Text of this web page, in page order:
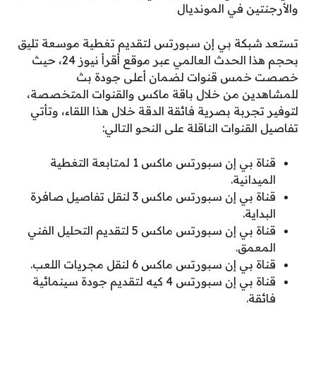
والأرجنتين في المونديال
تستعد شبكة بي إن سبورتس لتقديم تغطية موسعة تليق
بحجم هذا الحدث العالمي عبر موقع أقرأ نيوز 24، حيث
خصصت خمس قنوات لضمان أعلى جودة بث
للمشاهدين من خلال باقة ماكس والقنوات المتخصصة،
لتوفير تجربة بصرية فائقة الدقة خلال هذا اللقاء، وتأتي
تفاصيل القنوات الناقلة على النحو التالي:
قناة بي إن سبورتس ماكس 1 لمتابعة التغطية
الميدانية.
قناة بي إن سبورتس ماكس 3 لنقل تفاصيل صافرة
البداية.
قناة بي إن سبورتس ماكس 5 لتقديم التحليل الفني
المعمق.
قناة بي إن سبورتس ماكس 6 لنقل مجريات اللعب.
قناة بي إن سبورتس 4 كيه لتقديم جودة سينمائية
فائقة.